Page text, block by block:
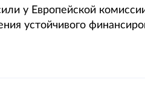
у Европейской
устойчивого